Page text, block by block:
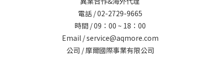
電話 / 02-2729-9665
時間 / 09：00 ~ 18：00
Email / service@aqmore.com
公司 / 摩爾國際事業有限公司